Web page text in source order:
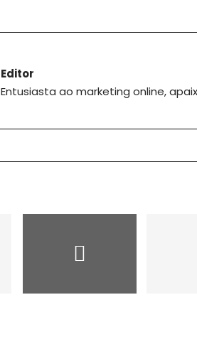
Editor
Entusiasta ao marketing online,